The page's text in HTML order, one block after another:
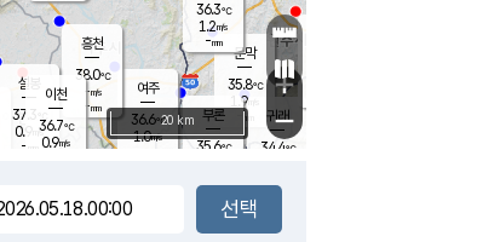
문막
35.8℃
1.9m/s
mm
부론
35.6℃
여주
36.6℃
1.0m/s
36.3℃
1.2m/s
-mm
장호원
흥천
38.0℃
-m/s
-mm
설봉
37.3
0.9 m/s
- mm
귀래
34.4℃
이천
36.7℃
0.9m/s
+
−
20 km